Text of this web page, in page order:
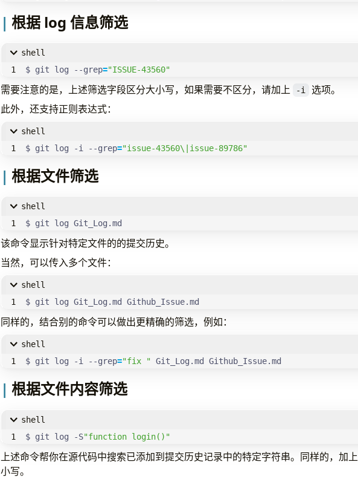
根据 log 信息筛选
shell
$ git log --grep="ISSUE-43560"
需要注意的是，上述筛选字段区分大小写，如果需要不区分，请加上 -i
选项。
此外，还支持正则表达式：
shell
$ git log -i --grep="issue-43560\|issue-89786"
根据文件筛选
shell
$ git log Git_Log.md
该命令显示针对特定文件的的提交历史。
当然，可以传入多个文件：
shell
$ git log Git_Log.md Github_Issue.md
同样的，结合别的命令可以做出更精确的筛选，例如：
shell
$ git log -i --grep="fix " Git_Log.md Github_Issue.md
根据文件内容筛选
shell
$ git log -S"function login()"
上述命令帮你在源代码中搜索已添加到提交历史记录中的特定字符串。同样的，加上
小写。